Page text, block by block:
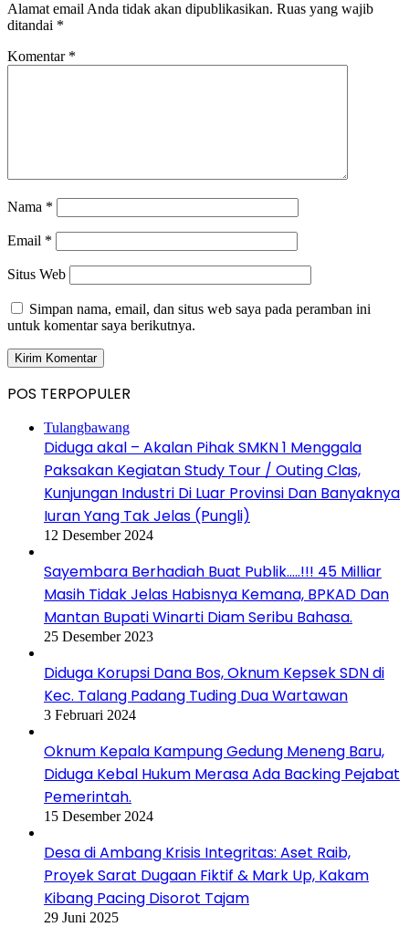
Alamat email Anda tidak akan dipublikasikan. Ruas yang wajib
ditandai *
Komentar *
Nama *
Email *
Situs Web
Simpan nama, email, dan situs web saya pada peramban ini
untuk komentar saya berikutnya.
POS TERPOPULER
Tulangbawang
Diduga akal – Akalan Pihak SMKN 1 Menggala
Paksakan Kegiatan Study Tour / Outing Clas,
Kunjungan Industri Di Luar Provinsi Dan Banyaknya
Iuran Yang Tak Jelas (Pungli)
12 Desember 2024
Sayembara Berhadiah Buat Publik…..!!! 45 Milliar
Masih Tidak Jelas Habisnya Kemana, BPKAD Dan
Mantan Bupati Winarti Diam Seribu Bahasa.
25 Desember 2023
Diduga Korupsi Dana Bos, Oknum Kepsek SDN di
Kec. Talang Padang Tuding Dua Wartawan
3 Februari 2024
Oknum Kepala Kampung Gedung Meneng Baru,
Diduga Kebal Hukum Merasa Ada Backing Pejabat
Pemerintah.
15 Desember 2024
Desa di Ambang Krisis Integritas: Aset Raib,
Proyek Sarat Dugaan Fiktif & Mark Up, Kakam
Kibang Pacing Disorot Tajam
29 Juni 2025